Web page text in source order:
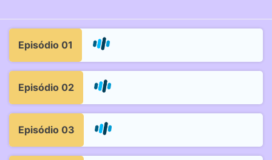
Episódio 01
Episódio 02
Episódio 03